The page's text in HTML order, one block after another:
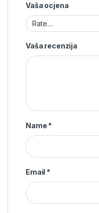
Vaša ocjena
Vaša recenzija
Name *
Email *